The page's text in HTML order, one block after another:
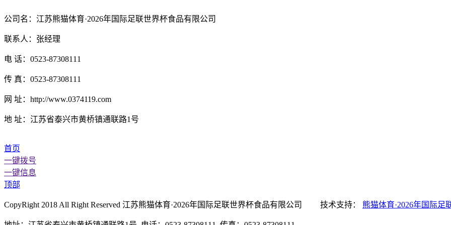
公司名：江苏熊猫体育·2026年国际足联世界杯食品有限公司
联系人：张经理
电 话：0523-87308111
传 真：0523-87308111
网 址：http://www.0374119.com
地 址：江苏省泰兴市黄桥镇通联路1号
首页
一键拨号
一键信息
顶部
CopyRight 2018 All Right Reserved 江苏熊猫体育·2026年国际足联世界杯食品有限公司 技术支持： 熊猫体育·2026年国际足